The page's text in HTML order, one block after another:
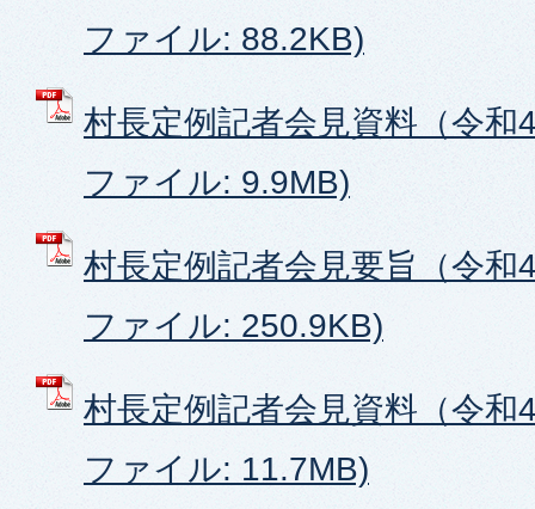
ファイル: 88.2KB)
村長定例記者会見資料（令和
ファイル: 9.9MB)
村長定例記者会見要旨（令和
ファイル: 250.9KB)
村長定例記者会見資料（令和
ファイル: 11.7MB)